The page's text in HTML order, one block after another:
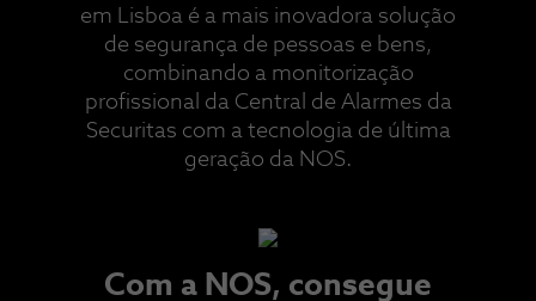
em Lisboa é a mais inovadora solução
de segurança de pessoas e bens,
combinando a monitorização
profissional da Central de Alarmes da
Securitas com a tecnologia de última
geração da NOS.​
Com a NOS, consegue